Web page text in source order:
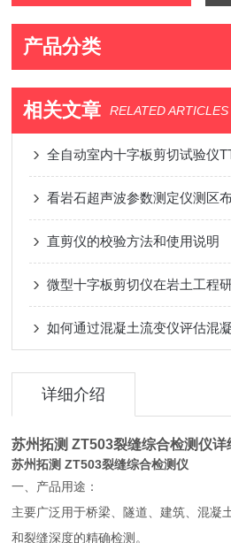
产品分类
相关文章 RELATED ARTICLES
看岩石超声波参数测定仪测区
直剪仪的校验方法和使用说明
微型十字板剪切仪在岩土工程
如何通过混凝土流变仪评估混
详细介绍
苏州拓测 ZT503裂缝综合检测仪详
苏州拓测 ZT503裂缝综合检测仪
一、产品用途：
主要广泛用于桥梁、隧道、建筑、混凝
和裂缝深度的精确检测。